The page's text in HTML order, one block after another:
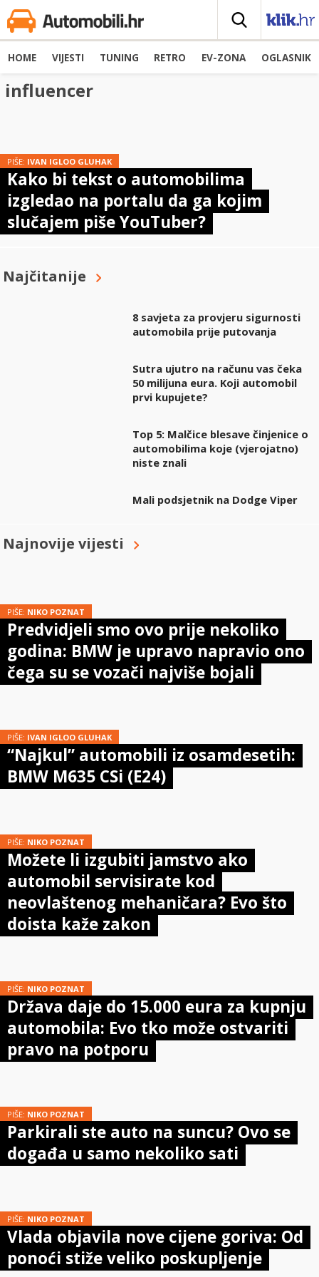
HOME VIJESTI TUNING RETRO EV-ZONA OGLASNIK
influencer
PIŠE: IVAN IGLOO GLUHAK
Kako bi tekst o automobilima
izgledao na portalu da ga kojim
slučajem piše YouTuber?
Najčitanije
8 savjeta za provjeru sigurnosti
automobila prije putovanja
Sutra ujutro na računu vas čeka
50 milijuna eura. Koji automobil
prvi kupujete?
Top 5: Malčice blesave činjenice o
automobilima koje (vjerojatno)
niste znali
Mali podsjetnik na Dodge Viper
Najnovije vijesti
PIŠE: NIKO POZNAT
Predvidjeli smo ovo prije nekoliko
godina: BMW je upravo napravio ono
čega su se vozači najviše bojali
PIŠE: IVAN IGLOO GLUHAK
“Najkul” automobili iz osamdesetih:
BMW M635 CSi (E24)
PIŠE: NIKO POZNAT
Možete li izgubiti jamstvo ako
automobil servisirate kod
neovlaštenog mehaničara? Evo što
doista kaže zakon
PIŠE: NIKO POZNAT
Država daje do 15.000 eura za kupnju
automobila: Evo tko može ostvariti
pravo na potporu
PIŠE: NIKO POZNAT
Parkirali ste auto na suncu? Ovo se
događa u samo nekoliko sati
PIŠE: NIKO POZNAT
Vlada objavila nove cijene goriva: Od
ponoći stiže veliko poskupljenje